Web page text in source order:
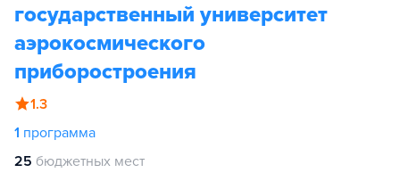
государственный университет
аэрокосмического
приборостроения
1.3
1 программа
25 бюджетных мест